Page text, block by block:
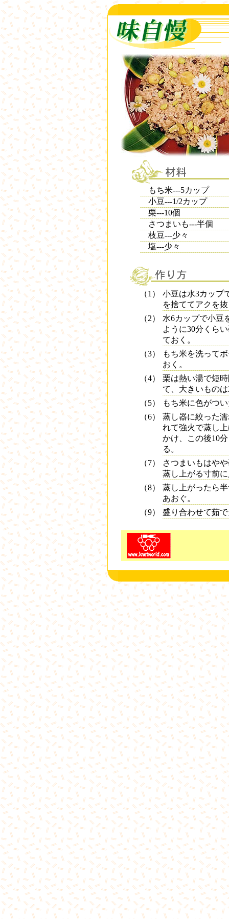
もち米---5カップ
小豆---1/2カップ
栗---10個
さつまいも---半個
枝豆---少々
塩---少々
（1）
小豆は水3カップ
を捨ててアクを
（2）
水6カップで小豆
ように30分くら
ておく。
（3）
もち米を洗って
おく。
（4）
栗は熱い湯で短
て、大きいもの
（5）
もち米に色がつ
（6）
蒸し器に絞った
れて強火で蒸し
かけ、この後10
る。
（7）
さつまいもはや
蒸し上がる寸前
（8）
蒸し上がったら
あおぐ。
（9）
盛り合わせて茹